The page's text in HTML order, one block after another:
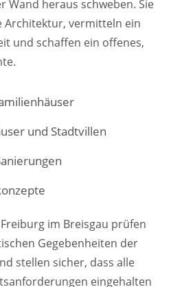
Wand heraus schweben. Sie
vermitteln ein
und schaffen ein offenes,
und Stadtvillen
im Breisgau prüfen
Gegebenheiten der
stellen sicher, dass alle
eingehalten